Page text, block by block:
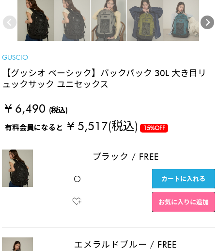
GUSCIO
【グッシオ ベーシック】バックパック 30L 大き目リ
ュックサック ユニセックス
¥ 6,490 (税込)
有料会員になると¥ 5,517(税込) 15%OFF
ブラック / FREE
〇 カートに入れる
お気に入りに追加
エメラルドブルー / FREE